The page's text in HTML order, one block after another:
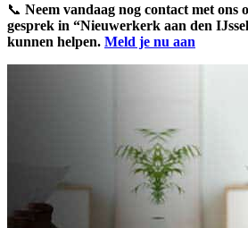
📞 Neem vandaag nog contact met
gesprek in “Nieuwerkerk aan den
kunnen helpen. Meld je nu aan